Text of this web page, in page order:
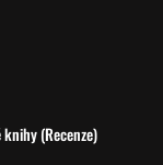
(Recenze)